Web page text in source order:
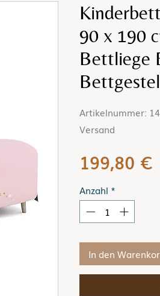
90 x 190
Bettliege
Artikelnummer:
Versand
199,80 €
Anzahl *
In den